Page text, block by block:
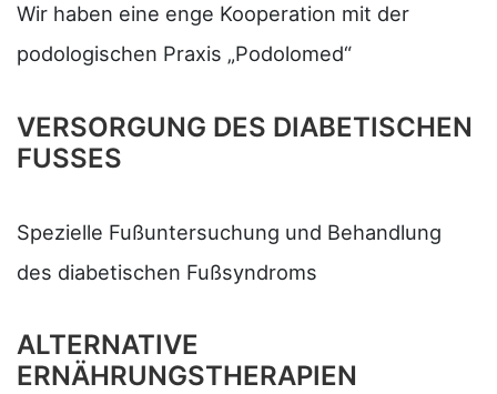
Wir haben eine enge Kooperation mit der
podologischen Praxis „Podolomed“
VERSORGUNG DES DIABETISCHEN
FUSSES
Spezielle Fußuntersuchung und Behandlung
des diabetischen Fußsyndroms
ALTERNATIVE
ERNÄHRUNGSTHERAPIEN